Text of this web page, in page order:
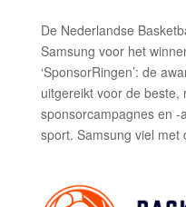
De Nederlandse
Samsung voor het
‘SponsorRingen’: de
uitgereikt voor de beste,
sponsorcampagnes en
sport. Samsung viel met